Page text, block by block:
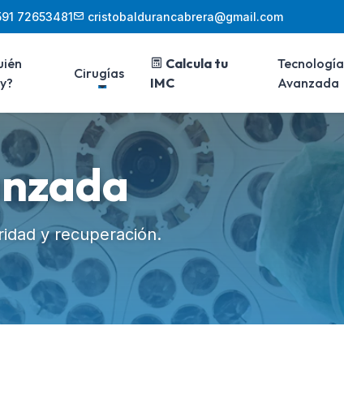
72653481 cristobaldurancabrera@gmail.com
Cirugías
Calcula tu
IMC
Tecnología
Avanzada
y recuperación.